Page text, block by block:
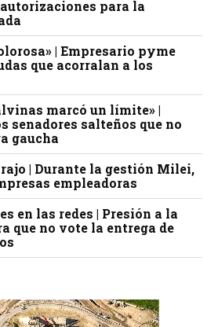
para la
| Empresario pyme
que acorralan a los
marcó un límite» |
senadores salteños que no
gaucha
| Durante la gestión Milei,
empleadoras
en las redes | Presión a la
que no vote la entrega de